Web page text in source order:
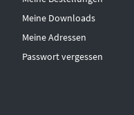
Meine Downloads
Meine Adressen
Passwort vergessen